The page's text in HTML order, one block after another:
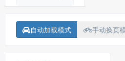
自动加载模式 手动换页